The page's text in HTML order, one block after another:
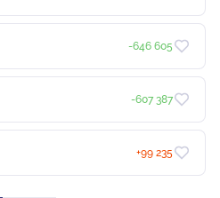
-646 605
-607 387
+99 235